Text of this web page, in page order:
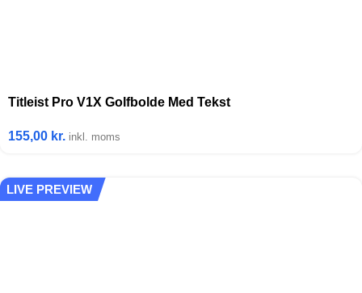
Titleist Pro V1X Golfbolde Med Tekst
155,00 kr. inkl. moms
LIVE PREVIEW